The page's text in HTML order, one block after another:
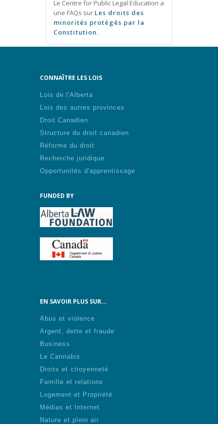
Le Centre for Public Legal Education a
une FAQs sur Les droits des
minorités protégés par la
Constitution.
CONNAÎTRE LES LOIS
Lois de l'Alberta
Lois des autres provinces
Droit Canadien
Structure du droit canadien
Réforme du droit
Recherche juridique
Opportunités d'apprentissage
FUNDED BY
EN SAVOIR PLUS SUR...
Abus et violence
Argent, dette et fraude
Business
Le Cannabis
Droits et citoyenneté
Famille et relations
Logement et Propriété
Médias et Internet
Nature et plein air